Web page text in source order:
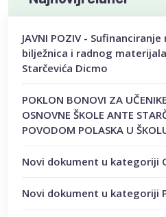
JAVNI POZIV -
bilježnica i radnog
Starčevića Dicmo
POKLON BONOVI ZA
OSNOVNE ŠKOLE ANTE
POVODOM POLASKA U
Novi dokument u kategoriji
Novi dokument u kategoriji